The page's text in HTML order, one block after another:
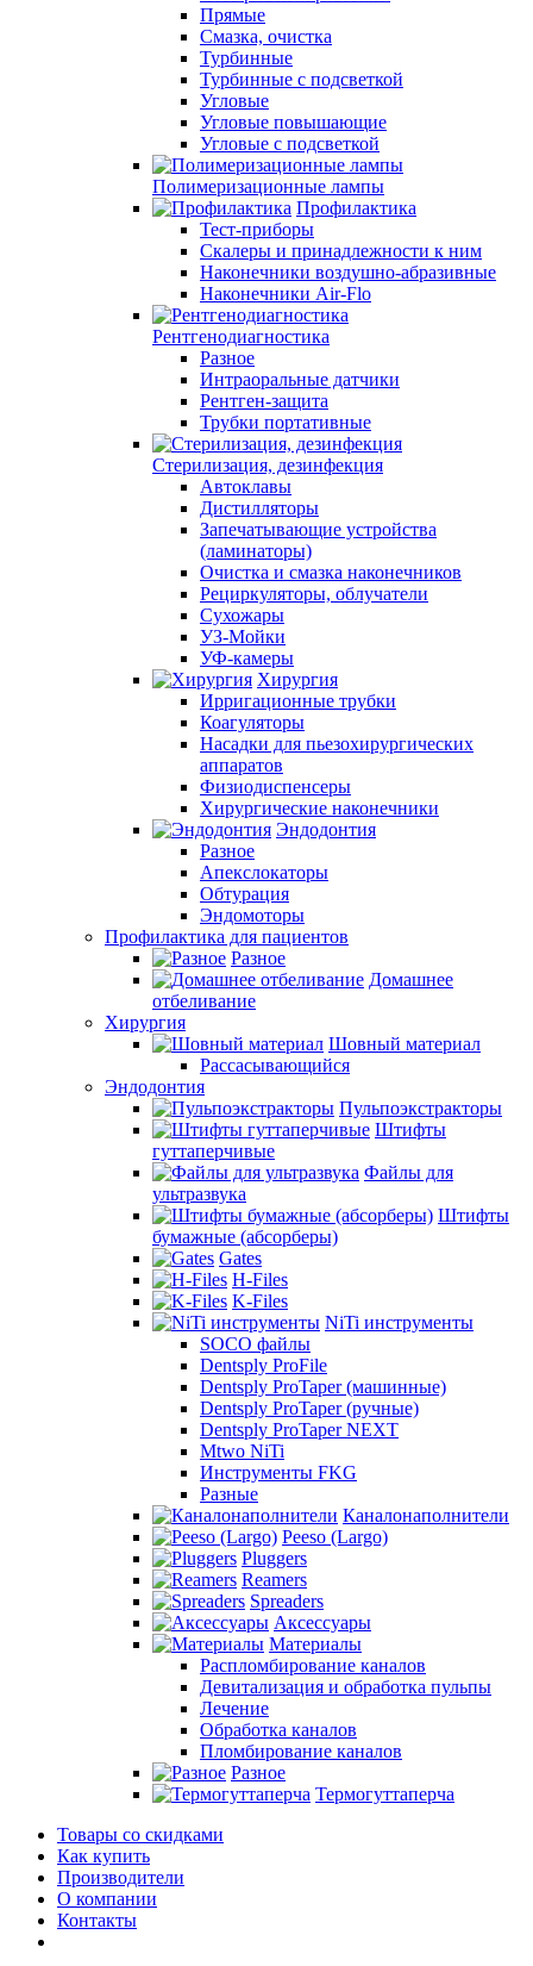
Прямые
Смазка, очистка
Турбинные
Турбинные с подсветкой
Угловые
Угловые повышающие
Угловые с подсветкой
Полимеризационные лампы
Профилактика
Тест-приборы
Скалеры и принадлежности к ним
Наконечники воздушно-абразивные
Наконечники Air-Flo
Рентгенодиагностика
Разное
Интраоральные датчики
Рентген-защита
Трубки портативные
Стерилизация, дезинфекция
Автоклавы
Дистилляторы
Запечатывающие устройства
(ламинаторы)
Очистка и смазка наконечников
Рециркуляторы, облучатели
Сухожары
УЗ-Мойки
УФ-камеры
Хирургия
Ирригационные трубки
Коагуляторы
Насадки для пьезохирургических
аппаратов
Физиодиспенсеры
Хирургические наконечники
Эндодонтия
Разное
Апекслокаторы
Обтурация
Эндомоторы
Профилактика для пациентов
Разное
Домашнее
отбеливание
Хирургия
Шовный материал
Рассасывающийся
Эндодонтия
Пульпоэкстракторы
Штифты
гуттаперчивые
Файлы для
ультразвука
Штифты
бумажные (абсорберы)
Gates
H-Files
K-Files
NiTi инструменты
SOCO файлы
Dentsply ProFile
Dentsply ProTaper (машинные)
Dentsply ProTaper (ручные)
Dentsply ProTaper NEXT
Mtwo NiTi
Инструменты FKG
Разные
Каналонаполнители
Peeso (Largo)
Pluggers
Reamers
Spreaders
Аксессуары
Материалы
Распломбирование каналов
Девитализация и обработка пульпы
Лечение
Обработка каналов
Пломбирование каналов
Разное
Термогуттаперча
Товары со скидками
Как купить
Производители
О компании
Контакты